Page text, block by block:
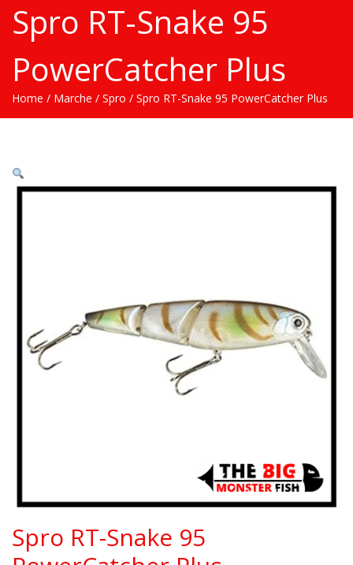
Spro RT-Snake 95
PowerCatcher Plus
Home / Marche / Spro / Spro RT-Snake 95 PowerCatcher Plus
Spro RT-Snake 95